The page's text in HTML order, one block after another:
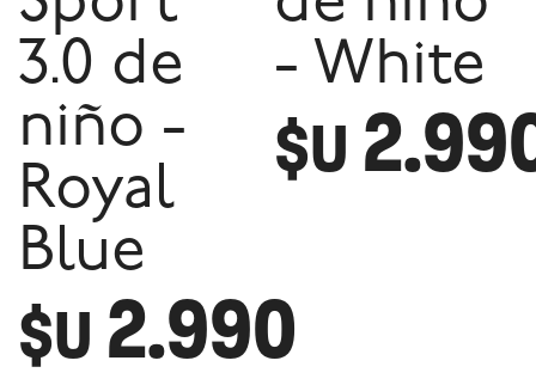
3.0 de
niño -
Royal
Blue
$U 2.990
- White
$U